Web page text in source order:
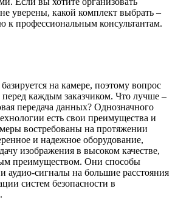
уверены, какой комплект выбрать –
к профессиональным консультантам.
на камере, поэтому вопрос
перед каждым заказчиком. Что лучше –
передача данных? Однозначного
есть свои преимущества и
востребованы на протяжении
и надежное оборудование,
изображения в высоком качестве,
преимуществом. Они способы
аудио-сигналы на большие расстояния
систем безопасности в